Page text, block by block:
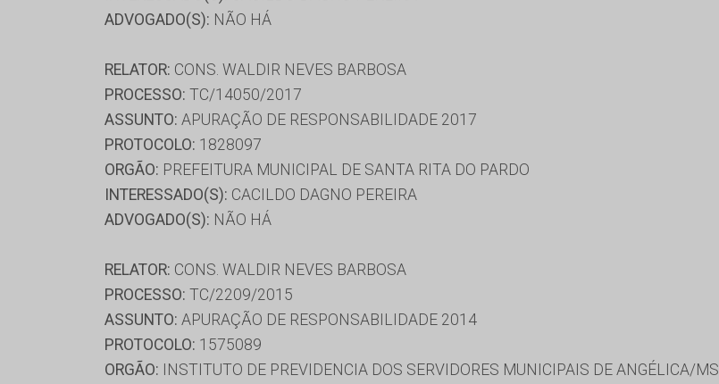
ADVOGADO(S): NÃO HÁ
RELATOR: CONS. WALDIR NEVES BARBOSA
PROCESSO: TC/14050/2017
ASSUNTO: APURAÇÃO DE RESPONSABILIDADE 2017
PROTOCOLO: 1828097
ORGÃO: PREFEITURA MUNICIPAL DE SANTA RITA DO PARDO
INTERESSADO(S): CACILDO DAGNO PEREIRA
ADVOGADO(S): NÃO HÁ
RELATOR: CONS. WALDIR NEVES BARBOSA
PROCESSO: TC/2209/2015
ASSUNTO: APURAÇÃO DE RESPONSABILIDADE 2014
PROTOCOLO: 1575089
ORGÃO: INSTITUTO DE PREVIDENCIA DOS SERVIDORES MUNICIPAIS DE ANGÉLICA/MS